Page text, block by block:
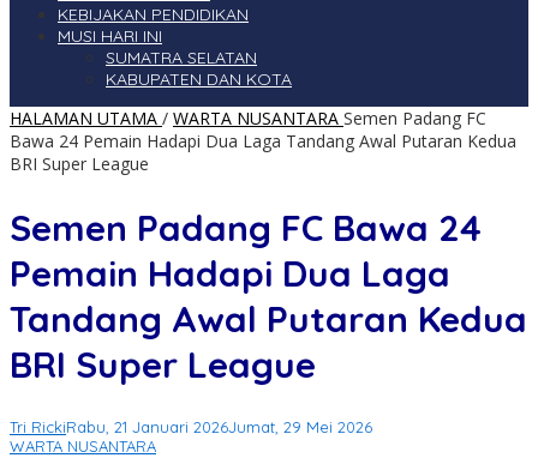
KEBIJAKAN PENDIDIKAN
MUSI HARI INI
SUMATRA SELATAN
KABUPATEN DAN KOTA
HALAMAN UTAMA / WARTA NUSANTARA Semen Padang FC
Bawa 24 Pemain Hadapi Dua Laga Tandang Awal Putaran Kedua
BRI Super League
Semen Padang FC Bawa 24
Pemain Hadapi Dua Laga
Tandang Awal Putaran Kedua
BRI Super League
Tri RickiRabu, 21 Januari 2026Jumat, 29 Mei 2026
WARTA NUSANTARA